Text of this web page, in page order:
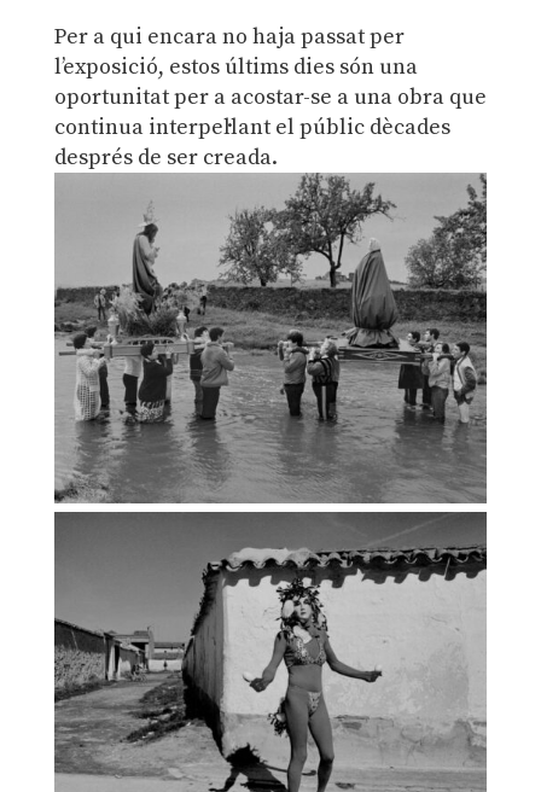
Per a qui encara no haja passat per
l’exposició, estos últims dies són una
oportunitat per a acostar-se a una obra que
continua interpel·lant el públic dècades
després de ser creada.